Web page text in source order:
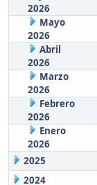
2026
Mayo
2026
Abril
2026
Marzo
2026
Febrero
2026
Enero
2026
2025
2024